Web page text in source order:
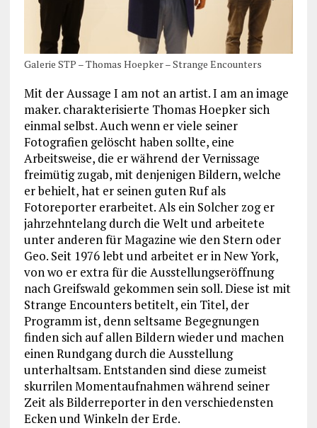
Galerie STP – Thomas Hoepker – Strange Encounters
Mit der Aussage I am not an artist. I am an image
maker. charakterisierte Thomas Hoepker sich
einmal selbst. Auch wenn er viele seiner
Fotografien gelöscht haben sollte, eine
Arbeitsweise, die er während der Vernissage
freimütig zugab, mit denjenigen Bildern, welche
er behielt, hat er seinen guten Ruf als
Fotoreporter erarbeitet. Als ein Solcher zog er
jahrzehntelang durch die Welt und arbeitete
unter anderen für Magazine wie den Stern oder
Geo. Seit 1976 lebt und arbeitet er in New York,
von wo er extra für die Ausstellungseröffnung
nach Greifswald gekommen sein soll. Diese ist mit
Strange Encounters betitelt, ein Titel, der
Programm ist, denn seltsame Begegnungen
finden sich auf allen Bildern wieder und machen
einen Rundgang durch die Ausstellung
unterhaltsam. Entstanden sind diese zumeist
skurrilen Momentaufnahmen während seiner
Zeit als Bilderreporter in den verschiedensten
Ecken und Winkeln der Erde.